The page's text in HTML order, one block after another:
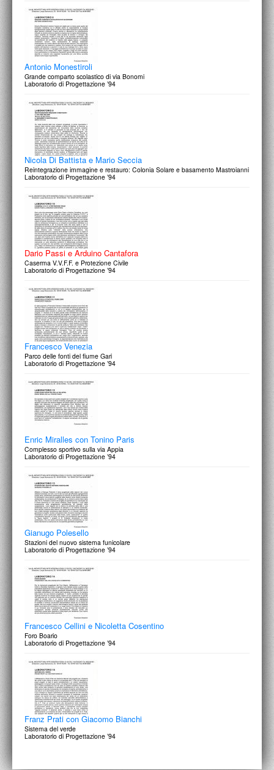
Antonio Monestiroli
Grande comparto scolastico di via Bonomi
Laboratorio di Progettazione ’94
Nicola Di Battista e Mario Seccia
Reintegrazione immagine e restauro: Colonia Solare e basamento Mastroianni
Laboratorio di Progettazione ’94
Dario Passi e Arduino Cantafora
Caserma V.V.F.F. e Protezione Civile
Laboratorio di Progettazione ’94
Francesco Venezia
Parco delle fonti del fiume Gari
Laboratorio di Progettazione ’94
Enric Miralles con Tonino Paris
Complesso sportivo sulla via Appia
Laboratorio di Progettazione ’94
Gianugo Polesello
Stazioni del nuovo sistema funicolare
Laboratorio di Progettazione ’94
Francesco Cellini e Nicoletta Cosentino
Foro Boario
Laboratorio di Progettazione ’94
Franz Prati con Giacomo Bianchi
Sistema del verde
Laboratorio di Progettazione ’94